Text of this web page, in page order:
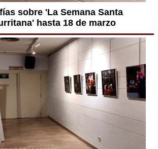
sobre 'La Semana Santa
hasta 18 de marzo